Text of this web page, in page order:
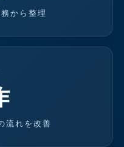
から整理
流れを改善